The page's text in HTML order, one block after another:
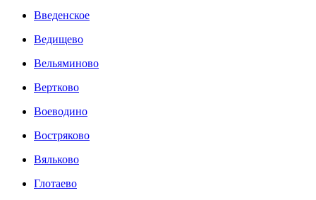
Введенское
Ведищево
Вельяминово
Вертково
Воеводино
Востряково
Вяльково
Глотаево